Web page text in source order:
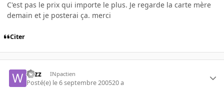
C'est pas le prix qui importe le plus. Je regarde la carte mère
demain et je posterai ça. merci
Citer
wizz INpactien
Posté(e) le 6 septembre 200520 a